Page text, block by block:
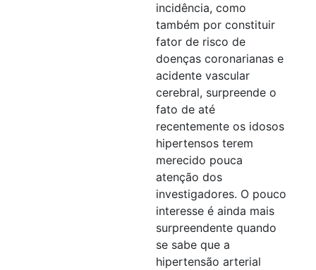
incidência, como
também por constituir
fator de risco de
doenças coronarianas e
acidente vascular
cerebral, surpreende o
fato de até
recentemente os idosos
hipertensos terem
merecido pouca
atenção dos
investigadores. O pouco
interesse é ainda mais
surpreendente quando
se sabe que a
hipertensão arterial